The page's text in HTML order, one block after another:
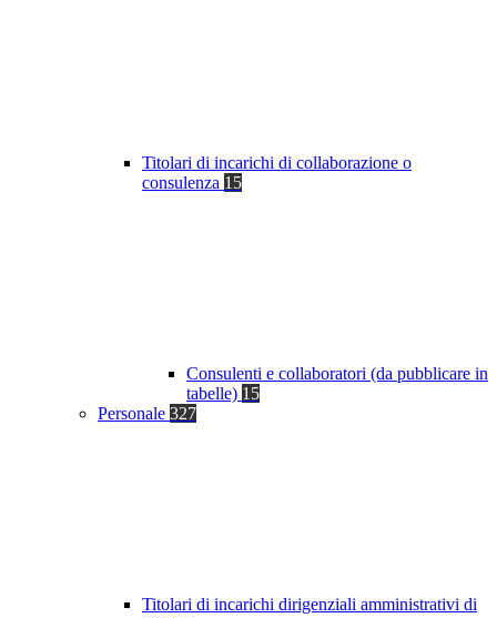
Titolari di incarichi di collaborazione o
consulenza 15
Consulenti e collaboratori (da pubblicare in
tabelle) 15
Personale 327
Titolari di incarichi dirigenziali amministrativi di